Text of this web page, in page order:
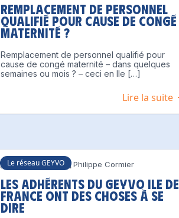
Remplacement de personnel
qualifié pour cause de congé
maternité ?
Remplacement de personnel qualifié pour
cause de congé maternité – dans quelques
semaines ou mois ? – ceci en Ile […]
Lire la suite
Le réseau GEYVO
7 juillet 2021 Philippe Cormier
Les adhérents du GEYVO ILE DE
FRANCE ont des choses à se
dire